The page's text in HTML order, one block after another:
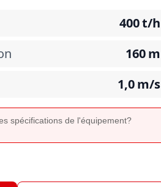
400t/h
160m
1,0m/s
spécifications de l'équipement?